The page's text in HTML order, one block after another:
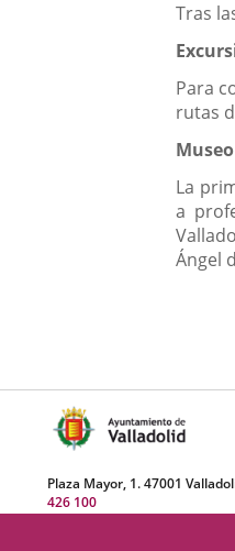
Tras
Para
rutas
La
a
Ángel
Plaza Mayor, 1. 47001
426 100